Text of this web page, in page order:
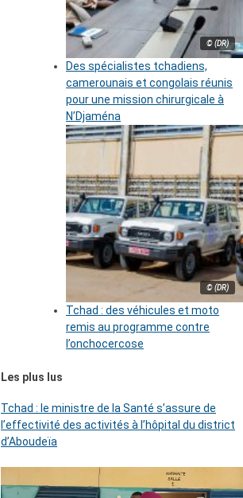
© (DR)
Des spécialistes tchadiens,
camerounais et congolais réunis
pour une mission chirurgicale à
N’Djaména
© (DR)
Tchad : des véhicules et moto
remis au programme contre
l’onchocercose
Les plus lus
Tchad : le ministre de la Santé s’assure de
l’effectivité des activités à l’hôpital du district
d’Aboudeïa